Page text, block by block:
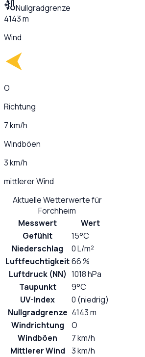
Nullgradgrenze
4143 m
Wind
O
Richtung
7 km/h
Windböen
3 km/h
mittlerer Wind
Aktuelle Wetterwerte für
Forchheim
Messwert
Wert
Gefühlt
15°C
Niederschlag
0 L/m²
Luftfeuchtigkeit66 %
Luftdruck (NN) 1018 hPa
Taupunkt
9°C
UV-Index
0 (niedrig)
Nullgradgrenze 4143 m
Windrichtung
O
Windböen
7 km/h
Mittlerer Wind
3 km/h